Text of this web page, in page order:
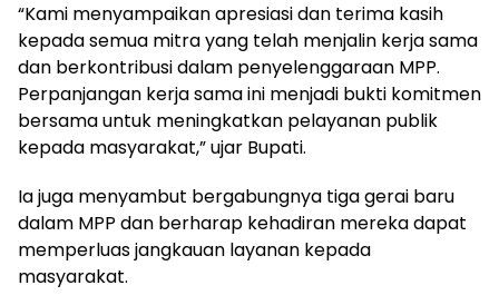
“Kami menyampaikan apresiasi dan terima kasih
kepada semua mitra yang telah menjalin kerja sama
dan berkontribusi dalam penyelenggaraan MPP.
Perpanjangan kerja sama ini menjadi bukti komitmen
bersama untuk meningkatkan pelayanan publik
kepada masyarakat,” ujar Bupati.
Ia juga menyambut bergabungnya tiga gerai baru
dalam MPP dan berharap kehadiran mereka dapat
memperluas jangkauan layanan kepada
masyarakat.